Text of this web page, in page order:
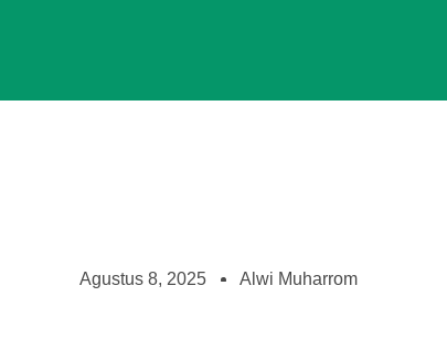
Agustus 8, 2025 Alwi Muharrom